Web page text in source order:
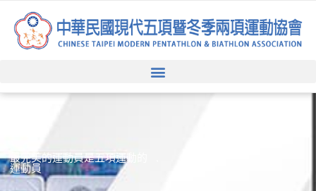
最完美的運動員是五項運動的
運動員